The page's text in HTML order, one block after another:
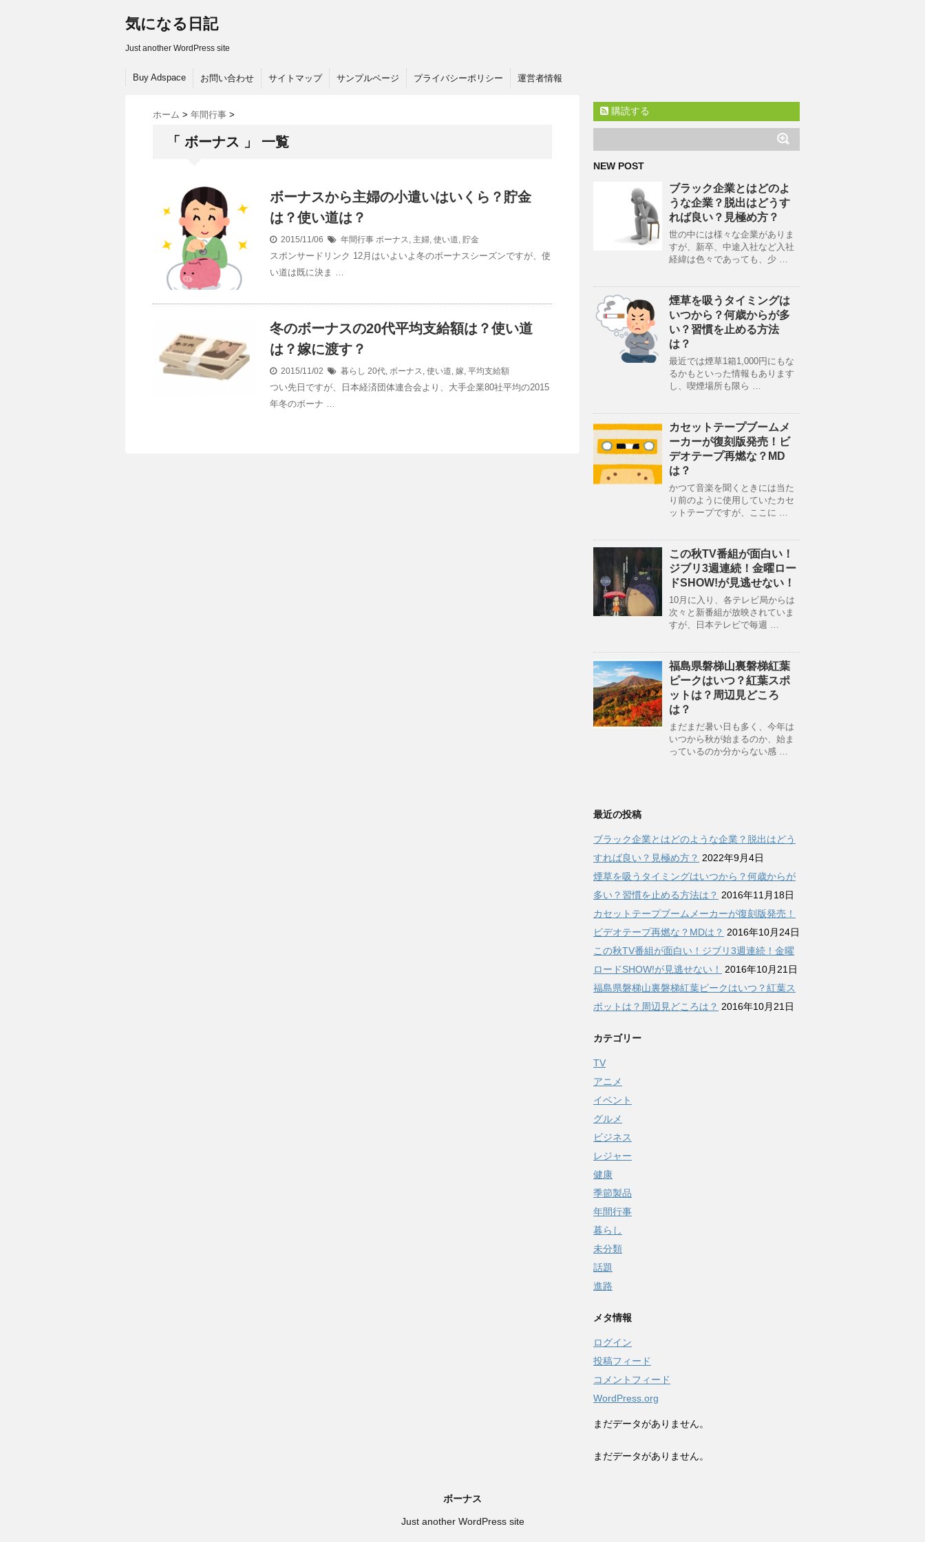
気になる日記
Just another WordPress site
Buy Adspace お問い合わせ サイトマップ サンプルページ プライバシーポリシー 運営者情報
ホーム > 年間行事 >
「 ボーナス 」 一覧
ボーナスから主婦の小遣いはいくら？貯金
は？使い道は？
2015/11/06 年間行事 ボーナス, 主婦, 使い道, 貯金
スポンサードリンク 12月はいよいよ冬のボーナスシーズンですが、使
い道は既に決ま …
冬のボーナスの20代平均支給額は？使い道
は？嫁に渡す？
2015/11/02 暮らし 20代, ボーナス, 使い道, 嫁, 平均支給額
つい先日ですが、日本経済団体連合会より、大手企業80社平均の2015
年冬のボーナ …
購読する
NEW POST
ブラック企業とはどのよ
うな企業？脱出はどうす
れば良い？見極め方？
世の中には様々な企業がありま
すが、新卒、中途入社など入社
経緯は色々であっても、少 …
煙草を吸うタイミングは
いつから？何歳からが多
い？習慣を止める方法
は？
最近では煙草1箱1,000円にもな
るかもといった情報もあります
し、喫煙場所も限ら …
カセットテープブームメ
ーカーが復刻版発売！ビ
デオテープ再燃な？MD
は？
かつて音楽を聞くときには当た
り前のように使用していたカセ
ットテープですが、ここに …
この秋TV番組が面白い！
ジブリ3週連続！金曜ロー
ドSHOW!が見逃せない！
10月に入り、各テレビ局からは
次々と新番組が放映されていま
すが、日本テレビで毎週 …
福島県磐梯山裏磐梯紅葉
ピークはいつ？紅葉スポ
ットは？周辺見どころ
は？
まだまだ暑い日も多く、今年は
いつから秋が始まるのか、始ま
っているのか分からない感 …
最近の投稿
ブラック企業とはどのような企業？脱出はどう
すれば良い？見極め方？ 2022年9月4日
煙草を吸うタイミングはいつから？何歳からが
多い？習慣を止める方法は？ 2016年11月18日
カセットテープブームメーカーが復刻版発売！
ビデオテープ再燃な？MDは？ 2016年10月24日
この秋TV番組が面白い！ジブリ3週連続！金曜
ロードSHOW!が見逃せない！
2016年10月21日
福島県磐梯山裏磐梯紅葉ピークはいつ？紅葉ス
ポットは？周辺見どころは？ 2016年10月21日
カテゴリー
TV
アニメ
イベント
グルメ
ビジネス
レジャー
健康
季節製品
年間行事
暮らし
未分類
話題
進路
メタ情報
ログイン
投稿フィード
コメントフィード
WordPress.org
まだデータがありません。
まだデータがありません。
ボーナス
Just another WordPress site